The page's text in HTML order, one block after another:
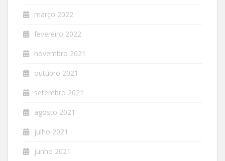
março 2022
fevereiro 2022
novembro 2021
outubro 2021
setembro 2021
agosto 2021
julho 2021
junho 2021